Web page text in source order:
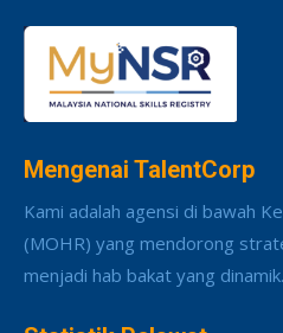
Mengenai TalentCorp
Kami adalah agensi di bawah
(MOHR) yang mendorong
menjadi hab bakat yang dinamik.